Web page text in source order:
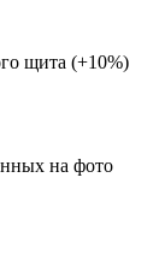
щита (+10%)
на фото